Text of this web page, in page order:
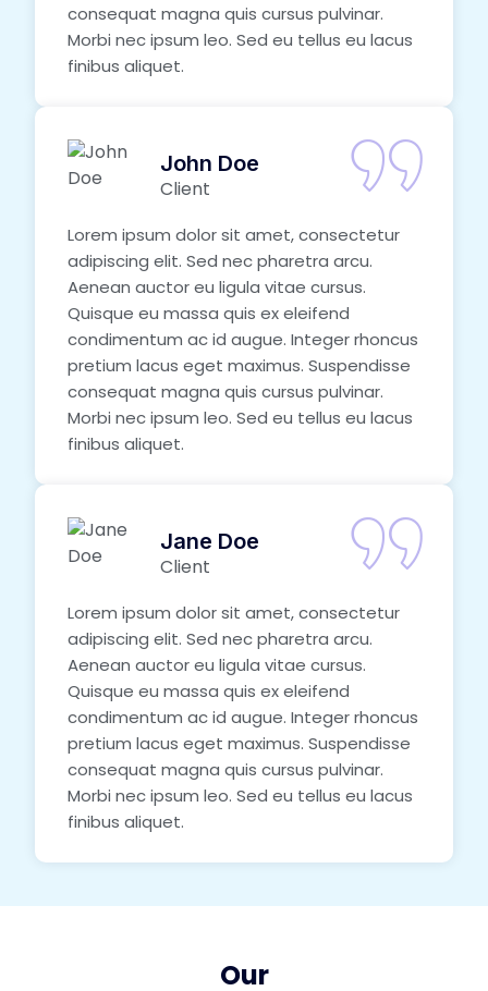
consequat magna quis cursus pulvinar.
Morbi nec ipsum leo. Sed eu tellus eu lacus
finibus aliquet.
John Doe
Client
Lorem ipsum dolor sit amet, consectetur
adipiscing elit. Sed nec pharetra arcu.
Aenean auctor eu ligula vitae cursus.
Quisque eu massa quis ex eleifend
condimentum ac id augue. Integer rhoncus
pretium lacus eget maximus. Suspendisse
consequat magna quis cursus pulvinar.
Morbi nec ipsum leo. Sed eu tellus eu lacus
finibus aliquet.
Jane Doe
Client
Lorem ipsum dolor sit amet, consectetur
adipiscing elit. Sed nec pharetra arcu.
Aenean auctor eu ligula vitae cursus.
Quisque eu massa quis ex eleifend
condimentum ac id augue. Integer rhoncus
pretium lacus eget maximus. Suspendisse
consequat magna quis cursus pulvinar.
Morbi nec ipsum leo. Sed eu tellus eu lacus
finibus aliquet.
Our